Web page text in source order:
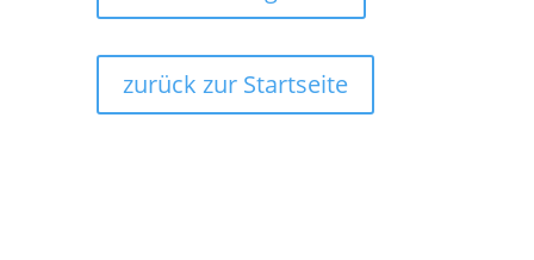
zurück zur Startseite